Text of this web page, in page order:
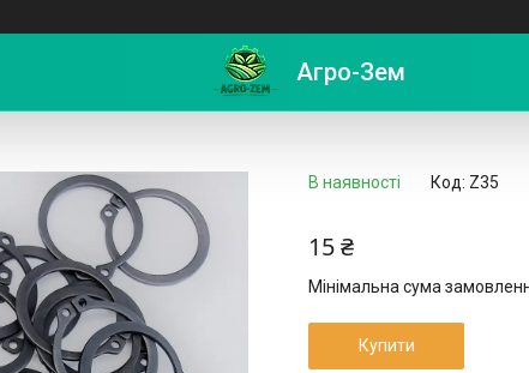
Агро-Зем
В наявності Код: Z35
15 ₴
Мінімальна сума
Купити